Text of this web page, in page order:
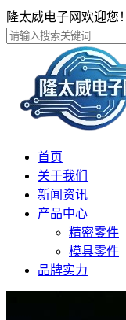
隆太威电子网欢迎您！
首页
关于我们
新闻资讯
产品中心
精密零件
模具零件
品牌实力